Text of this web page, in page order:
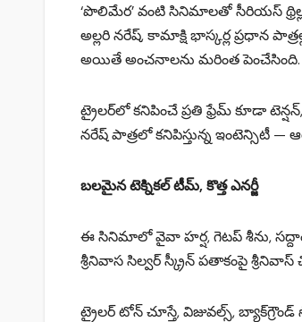
‘పొలిమేర’ వంటి సినిమాలతో సీరియస్
అల్లరి నరేష్, కామాక్షి భాస్కర్ల ప్రధాన
అయితే అంచనాలను మరింత పెంచేసింది.
ట్రైలర్‌లో కనిపించే ప్రతి ఫ్రేమ్ కూడా
నరేష్ పాత్రలో కనిపిస్తున్న ఇంటెన్సిటీ
బలమైన టెక్నికల్ టీమ్, కొత్త ఎనర్జీ
ఈ సినిమాలో వైవా హర్ష, గెటప్ శీను, సద్దాం
శ్రీనివాస సిల్వర్ స్క్రీన్ పతాకంపై శ్రీనివాస్
ట్రైలర్ టోన్ చూస్తే, విజువల్స్,